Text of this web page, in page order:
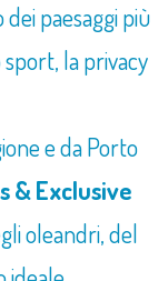
paesaggi più
la privacy
e da Porto
& Exclusive
oleandri, del